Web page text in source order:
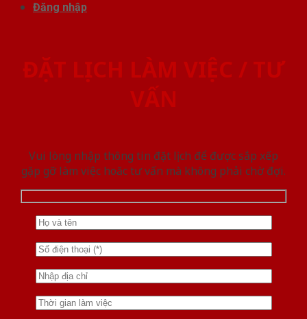
Đăng nhập
ĐẶT LỊCH LÀM VIỆC / TƯ
VẤN
Vui lòng nhập thông tin đặt lịch để được sắp xếp
gặp gỡ làm việc hoăc tư vấn mà không phải chờ đợi.